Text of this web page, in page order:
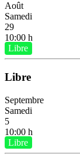
Août
Samedi
29
10:00 h
Libre
Libre
Septembre
Samedi
5
10:00 h
Libre